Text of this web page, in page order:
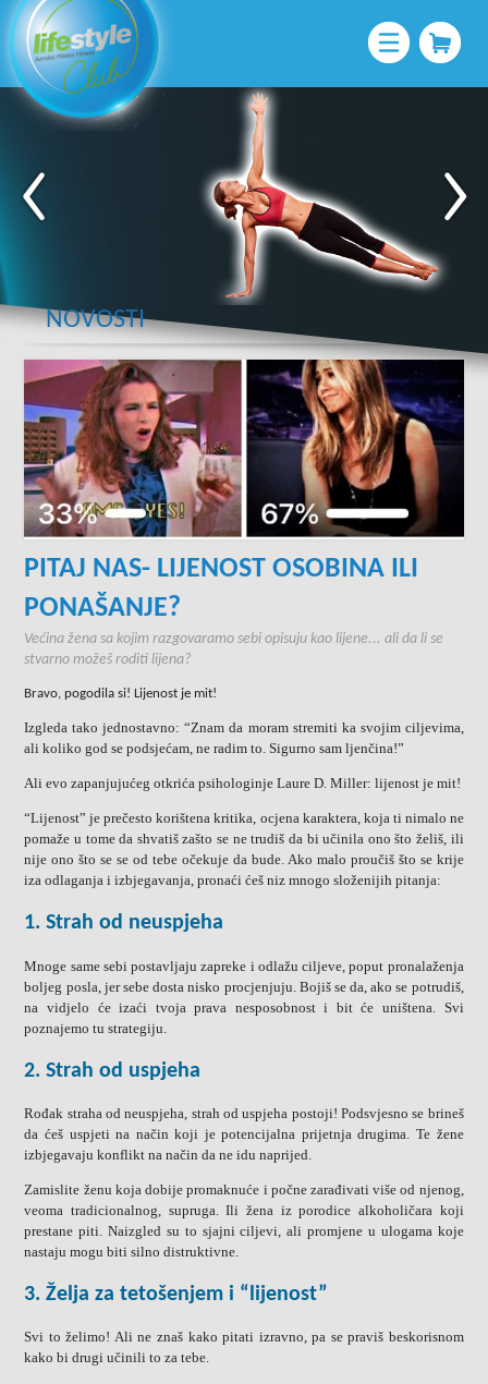
NOVOSTI
PITAJ NAS- LIJENOST OSOBINA ILI
PONAŠANJE?
Većina žena sa kojim razgovaramo sebi opisuju kao lijene... ali da li se
stvarno možeš roditi lijena?
Bravo, pogodila si! Lijenost je mit!
Izgleda tako jednostavno: “Znam da moram stremiti ka svojim ciljevima,
ali koliko god se podsjećam, ne radim to. Sigurno sam ljenčina!”
Ali evo zapanjujućeg otkrića psihologinje Laure D. Miller: lijenost je mit!
“Lijenost” je prečesto korištena kritika, ocjena karaktera, koja ti nimalo ne
pomaže u tome da shvatiš zašto se ne trudiš da bi učinila ono što želiš, ili
nije ono što se se od tebe očekuje da bude. Ako malo proučiš što se krije
iza odlaganja i izbjegavanja, pronaći ćeš niz mnogo složenijih pitanja:
1. Strah od neuspjeha
Mnoge same sebi postavljaju zapreke i odlažu ciljeve, poput pronalaženja
boljeg posla, jer sebe dosta nisko procjenjuju. Bojiš se da, ako se potrudiš,
na vidjelo će izaći tvoja prava nesposobnost i bit će uništena. Svi
poznajemo tu strategiju.
2. Strah od uspjeha
Rođak straha od neuspjeha, strah od uspjeha postoji! Podsvjesno se brineš
da ćeš uspjeti na način koji je potencijalna prijetnja drugima. Te žene
izbjegavaju konflikt na način da ne idu naprijed.
Zamislite ženu koja dobije promaknuće i počne zarađivati više od njenog,
veoma tradicionalnog, supruga. Ili žena iz porodice alkoholičara koji
prestane piti. Naizgled su to sjajni ciljevi, ali promjene u ulogama koje
nastaju mogu biti silno distruktivne.
3. Želja za tetošenjem i “lijenost”
Svi to želimo! Ali ne znaš kako pitati izravno, pa se praviš beskorisnom
kako bi drugi učinili to za tebe.